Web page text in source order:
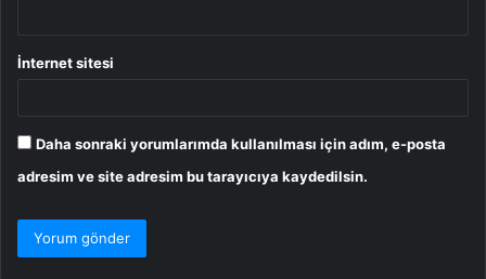
İnternet sitesi
Daha sonraki yorumlarımda kullanılması için adım, e-posta
adresim ve site adresim bu tarayıcıya kaydedilsin.